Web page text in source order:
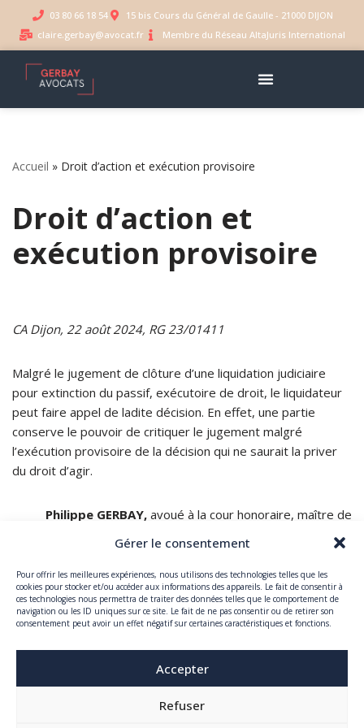
Gérer le consentement
Pour offrir les meilleures expériences, nous utilisons des technologies telles que les
cookies pour stocker et/ou accéder aux informations des appareils. Le fait de consentir à
ces technologies nous permettra de traiter des données telles que le comportement de
navigation ou les ID uniques sur ce site. Le fait de ne pas consentir ou de retirer son
consentement peut avoir un effet négatif sur certaines caractéristiques et fonctions.
Accepter
Refuser
Aller
contenu
03 80 66 18 54
15 bis Cours du Général de Gaulle - 21000 DIJON
claire.gerbay@avocat.fr
Membre du Réseau AltaJuris International
Accueil » Droit d’action et exécution provisoire
Droit d’action et
exécution provisoire
CA Dijon, 22 août 2024, RG 23/01411
Malgré le jugement de clôture d’une liquidation judiciaire
pour extinction du passif, exécutoire de droit, le liquidateur
peut faire appel de ladite décision. En effet, une partie
conserve le pouvoir de critiquer le jugement malgré
l’exécution provisoire de la décision qui ne saurait la priver
du droit d’agir.
Philippe GERBAY, avoué à la cour honoraire, maître de
conférences émérite à la faculté de droit de Dijon
Claire GERBAY, Avocat à la Cour, spécialiste en procédure
d’appel